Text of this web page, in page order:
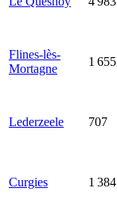
Flines-lès-
Mortagne
1 655
Lederzeele 707
Curgies 1 384